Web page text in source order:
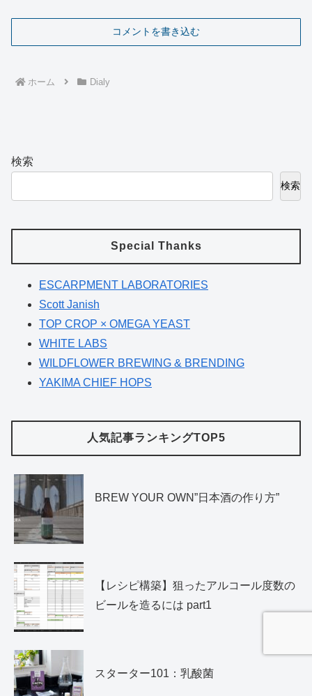
コメントを書き込む
ホーム Dialy
検索
検索
Special Thanks
ESCARPMENT LABORATORIES
Scott Janish
TOP CROP × OMEGA YEAST
WHITE LABS
WILDFLOWER BREWING & BRENDING
YAKIMA CHIEF HOPS
人気記事ランキングTOP5
BREW YOUR OWN”日本酒の作り方”
【レシピ構築】狙ったアルコール度数の
ビールを造るには part1
スターター101：乳酸菌